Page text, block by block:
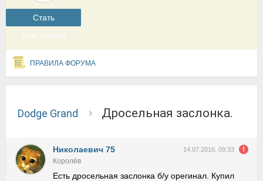
Cтать
участником
ПРАВИЛА ФОРУМА
Dodge Grand Дросельная заслонка.
Николаевич 75 14.07.2016, 09:33
Королёв
Есть дросельная заслонка б/у орегинал. Купил